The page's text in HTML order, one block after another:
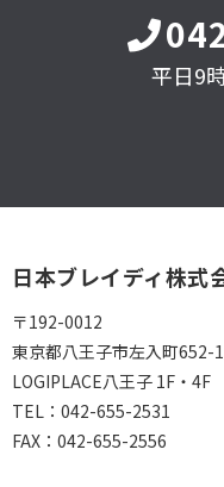
平日9
日本ブレイディ株式
〒192-0012
東京都八王子市左入町652-1
LOGIPLACE八王子 1F・4F
TEL： 042-655-2531
FAX： 042-655-2556